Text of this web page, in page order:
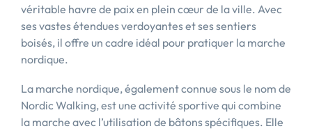
véritable havre de paix en plein cœur de la ville. Avec
ses vastes étendues verdoyantes et ses sentiers
boisés, il offre un cadre idéal pour pratiquer la marche
nordique.
La marche nordique, également connue sous le nom de
Nordic Walking, est une activité sportive qui combine
la marche avec l’utilisation de bâtons spécifiques. Elle